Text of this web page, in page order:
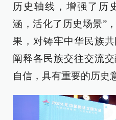
历史轴线，增强了历
涵，活化了历史场景”
果，对铸牢中华民族
阐释各民族交往交流
自信，具有重要的历史